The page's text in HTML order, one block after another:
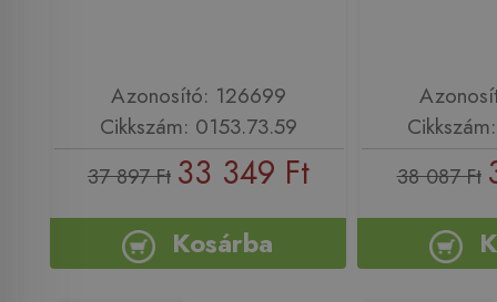
Azonosító: 126699
Cikkszám: 0153.73.59
37 897 Ft 33 349 Ft
Kosárba
38 087 Ft